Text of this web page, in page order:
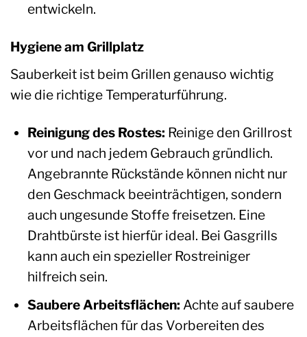
entwickeln.
Hygiene am Grillplatz
Sauberkeit ist beim Grillen genauso wichtig
wie die richtige Temperaturführung.
Reinigung des Rostes: Reinige den Grillrost
vor und nach jedem Gebrauch gründlich.
Angebrannte Rückstände können nicht nur
den Geschmack beeinträchtigen, sondern
auch ungesunde Stoffe freisetzen. Eine
Drahtbürste ist hierfür ideal. Bei Gasgrills
kann auch ein spezieller Rostreiniger
hilfreich sein.
Saubere Arbeitsflächen: Achte auf saubere
Arbeitsflächen für das Vorbereiten des